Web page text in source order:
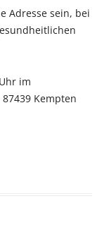
Adresse sein, bei
im
Kempten